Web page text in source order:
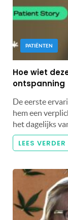
PATIËNTEN
Hoe wiet
ontspanning
De eerste
hem een
het dagelijks
LEES VERDER